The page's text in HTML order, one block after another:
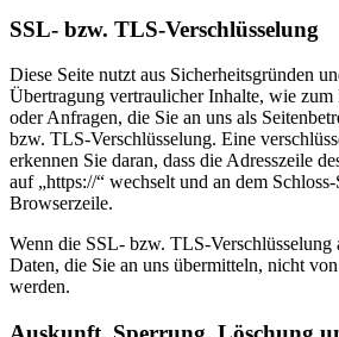
SSL- bzw. TLS-Verschlüsselung
Diese Seite nutzt aus Sicherheitsgründen
Übertragung vertraulicher Inhalte, wie zum
oder Anfragen, die Sie an uns als
bzw. TLS-Verschlüsselung. Eine
erkennen Sie daran, dass die Adresszeile
auf „https://“ wechselt und an dem
Browserzeile.
Wenn die SSL- bzw. TLS-
Daten, die Sie an uns übermitteln, nicht
werden.